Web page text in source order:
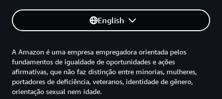
English
A Amazon é uma empresa empregadora orientada pelos
fundamentos de igualdade de oportunidades e ações
afirmativas, que não faz distinção entre minorias, mulheres,
portadores de deficiência, veteranos, identidade de gênero,
orientação sexual nem idade.